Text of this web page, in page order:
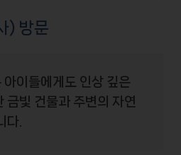
) 방문
아이들에게도 인상 깊은
금빛 건물과 주변의 자연
다.